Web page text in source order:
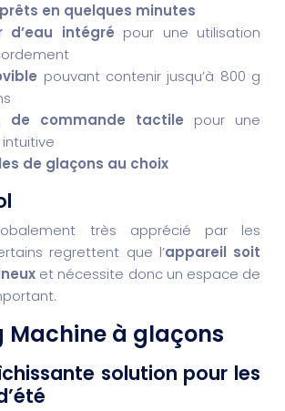
en quelques minutes
d’eau intégré pour une utilisation
pouvant contenir jusqu’à 800 g
de commande tactile pour une
de glaçons au choix
très apprécié par les
regrettent que l’appareil soit
et nécessite donc un espace de
Machine à glaçons
solution pour les